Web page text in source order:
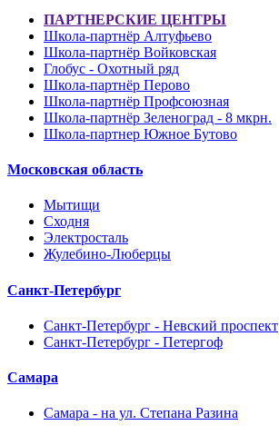
ПАРТНЕРСКИЕ ЦЕНТРЫ
Школа-партнёр Алтуфьево
Школа-партнёр Войковская
Глобус - Охотный ряд
Школа-партнёр Перово
Школа-партнёр Профсоюзная
Школа-партнёр Зеленоград - 8 мкрн.
Школа-партнер Южное Бутово
Московская область
Мытищи
Сходня
Электросталь
Жулебино-Люберцы
Санкт-Петербург
Санкт-Петербург - Невский проспект
Санкт-Петербург - Петергоф
Самара
Самара - на ул. Степана Разина